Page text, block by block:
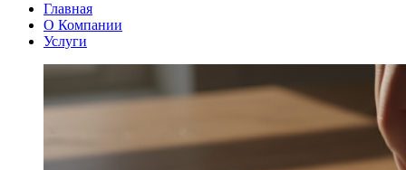
Главная
О Компании
Услуги